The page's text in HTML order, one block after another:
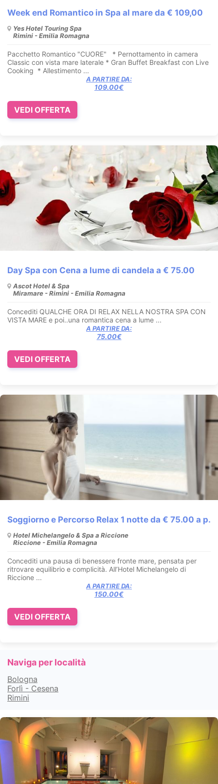
Week end Romantico in Spa al mare da € 109,00
Yes Hotel Touring Spa
Rimini - Emilia Romagna
Pacchetto Romantico "CUORE" * Pernottamento in camera
Classic con vista mare laterale * Gran Buffet Breakfast con Live
Cooking * Allestimento ...
A PARTIRE DA:
109.00€
VEDI OFFERTA
Day Spa con Cena a lume di candela a € 75.00
Ascot Hotel & Spa
Miramare - Rimini - Emilia Romagna
Concediti QUALCHE ORA DI RELAX NELLA NOSTRA SPA CON
VISTA MARE e poi..una romantica cena a lume ...
A PARTIRE DA:
75.00€
VEDI OFFERTA
Soggiorno e Percorso Relax 1 notte da € 75.00 a p.
Hotel Michelangelo & Spa a Riccione
Riccione - Emilia Romagna
Concediti una pausa di benessere fronte mare, pensata per
ritrovare equilibrio e complicità. All’Hotel Michelangelo di
Riccione ...
A PARTIRE DA:
150.00€
VEDI OFFERTA
Naviga per località
Bologna
Forlì - Cesena
Rimini